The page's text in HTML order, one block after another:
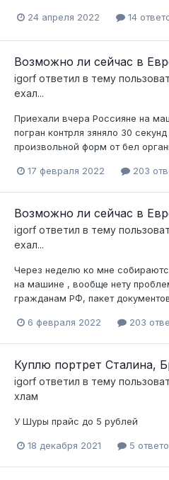
24 апреля 2022 14
Возможно ли сейчас в
igorf ответил в тему
ехал...
Приехали вчера Россияне на
погран контрля зяняло 30
произвольной форм от бел
17 февраля 2022 203
Возможно ли сейчас в
igorf ответил в тему
ехал...
Через неделю ко мне
на машине , вообще нету
гражданам РФ, пакет
6 февраля 2022 203
Куплю портрет Сталина,
igorf ответил в тему
хлам
У Шуры прайс до 5 рублей
18 декабря 2021 5